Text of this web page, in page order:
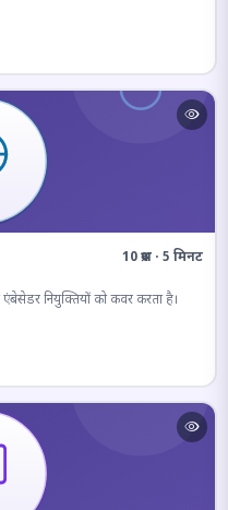
10 प्रश्न · 5 मिनट
नियुक्तियों को कवर करता है।